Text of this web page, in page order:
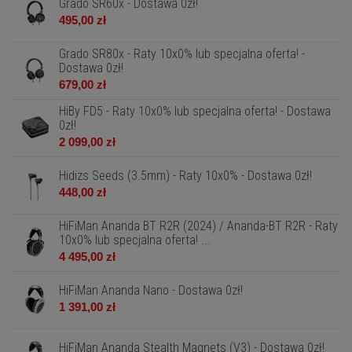
Grado SR60x - Dostawa 0zł!
495,00 zł
Grado SR80x - Raty 10x0% lub specjalna oferta! -
Dostawa 0zł!
679,00 zł
HiBy FD5 - Raty 10x0% lub specjalna oferta! - Dostawa
0zł!
2 099,00 zł
Hidizs Seeds (3.5mm) - Raty 10x0% - Dostawa 0zł!
448,00 zł
HiFiMan Ananda BT R2R (2024) / Ananda-BT R2R - Raty
10x0% lub specjalna oferta! ...
4 495,00 zł
HiFiMan Ananda Nano - Dostawa 0zł!
1 391,00 zł
HiFiMan Ananda Stealth Magnets (V3) - Dostawa 0zł!